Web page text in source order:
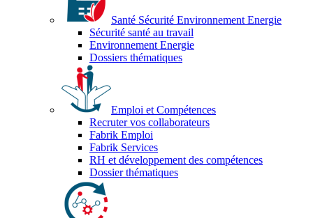
Santé Sécurité Environnement Energie
Sécurité santé au travail
Environnement Energie
Dossiers thématiques
Emploi et Compétences
Recruter vos collaborateurs
Fabrik Emploi
Fabrik Services
RH et développement des compétences
Dossier thématiques